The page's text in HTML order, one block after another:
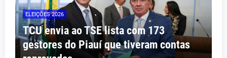
ELEIÇÕES 2026
TCU envia ao TSE lista com 173
gestores do Piauí que tiveram contas